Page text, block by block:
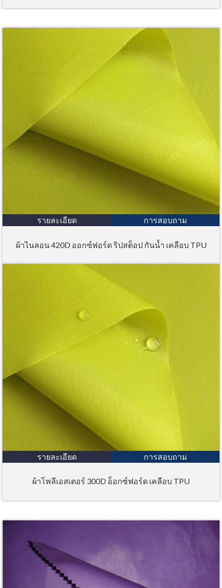
รายละเอียด การสอบถาม
ผ้าไนลอน 420D ออกซ์ฟอร์ด ริปสต็อป กันน้ำ เคลือบ TPU
รายละเอียด การสอบถาม
ผ้าโพลีเอสเตอร์ 300D อ็อกซ์ฟอร์ด เคลือบ TPU